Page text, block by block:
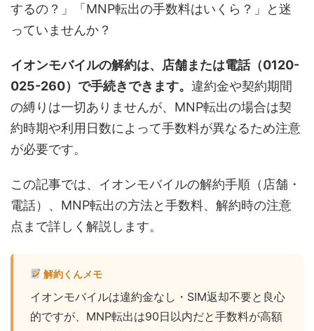
するの？」「MNP転出の手数料はいくら？」と迷
っていませんか？
イオンモバイルの解約は、店舗または電話（0120-
025-260）で手続きできます。 違約金や契約期間
の縛りは一切ありませんが、MNP転出の場合は契
約時期や利用日数によって手数料が異なるため注意
が必要です。
この記事では、イオンモバイルの解約手順（店舗・
電話）、MNP転出の方法と手数料、解約時の注意
点まで詳しく解説します。
解約くんメモ
イオンモバイルは違約金なし・SIM返却不要と良心
的ですが、MNP転出は90日以内だと手数料が高額